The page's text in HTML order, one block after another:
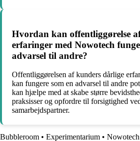
Hvordan kan offentliggørelse
erfaringer med Nowotech
advarsel til andre?
Offentliggørelsen af kunders dårlige
kan fungere som en advarsel til andre
kan hjælpe med at skabe større
praksisser og opfordre til forsigtighed
samarbejdspartner.
Bubbleroom • Experimentarium • Nowotech